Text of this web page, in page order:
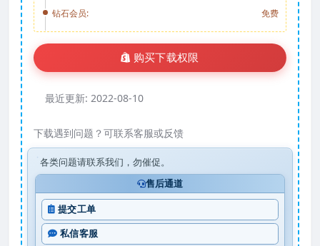
钻石会员:
免费
购买下载权限
最近更新: 2022-08-10
下载遇到问题？可联系客服或反馈
各类问题请联系我们，勿催促。
售后通道
提交工单
私信客服